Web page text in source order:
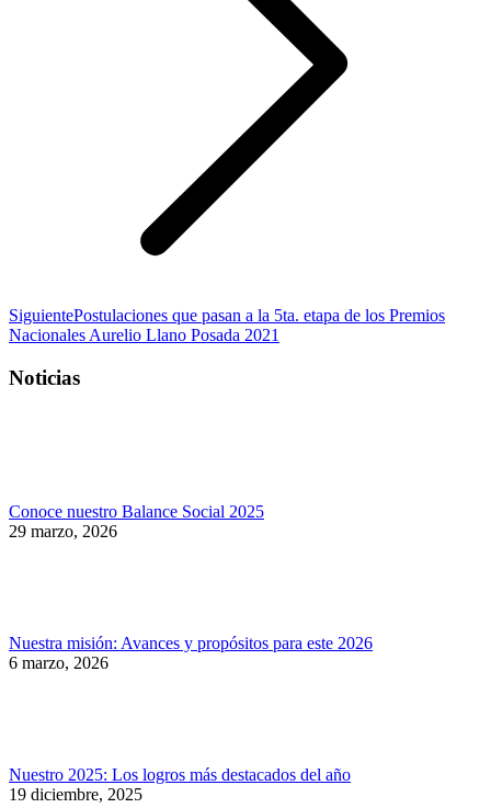
SiguientePublicación
siguiente:
Postulaciones que pasan a la 5ta. etapa de los Premios
Nacionales Aurelio Llano Posada 2021
Noticias
Conoce nuestro Balance Social 2025
29 marzo, 2026
Nuestra misión: Avances y propósitos para este 2026
6 marzo, 2026
Nuestro 2025: Los logros más destacados del año
19 diciembre, 2025